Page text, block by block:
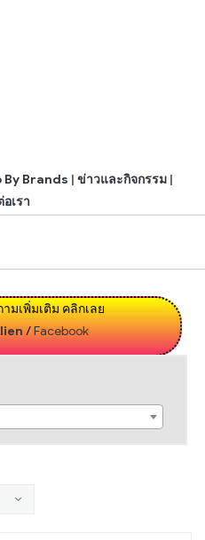
By Brands | ข่าวและกิจกรรม |
เรา
มเพิ่มเติม คลิกเลย
/Facebook